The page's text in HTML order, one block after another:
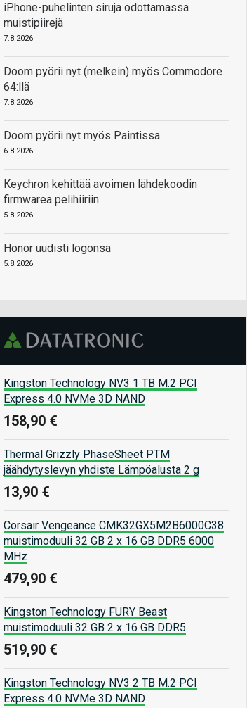
iPhone-puhelinten siruja odottamassa
muistipiirejä
7.8.2026
Doom pyörii nyt (melkein) myös Commodore
64:llä
7.8.2026
Doom pyörii nyt myös Paintissa
6.8.2026
Keychron kehittää avoimen lähdekoodin
firmwarea pelihiiriin
5.8.2026
Honor uudisti logonsa
5.8.2026
Kingston Technology NV3 1 TB M.2 PCI
Express 4.0 NVMe 3D NAND
158,90 €
Thermal Grizzly PhaseSheet PTM
jäähdytyslevyn yhdiste Lämpöalusta 2 g
13,90 €
Corsair Vengeance CMK32GX5M2B6000C38
muistimoduuli 32 GB 2 x 16 GB DDR5 6000
MHz
479,90 €
Kingston Technology FURY Beast
muistimoduuli 32 GB 2 x 16 GB DDR5
519,90 €
Kingston Technology NV3 2 TB M.2 PCI
Express 4.0 NVMe 3D NAND